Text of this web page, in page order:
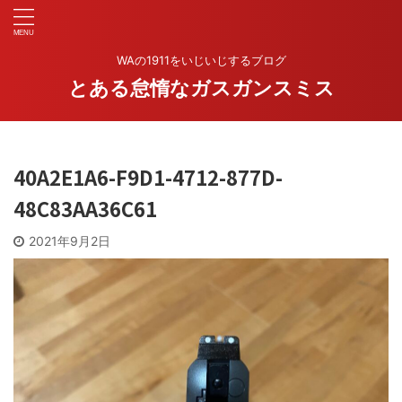
WAの1911をいじいじするブログ
とある怠惰なガスガンスミス
40A2E1A6-F9D1-4712-877D-
48C83AA36C61
2021年9月2日